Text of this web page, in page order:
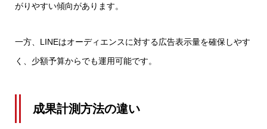
がりやすい傾向があります。
一方、LINEはオーディエンスに対する広告表示量を確保しやす
く、少額予算からでも運用可能です。
成果計測方法の違い